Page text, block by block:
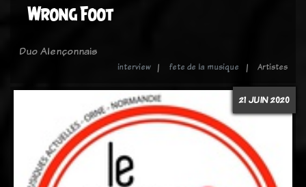
Wrong Foot
Duo Alençonnais
interview fete de la musique Artistes
21 JUIN 2020